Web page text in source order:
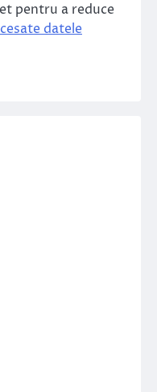
pentru a reduce
datele